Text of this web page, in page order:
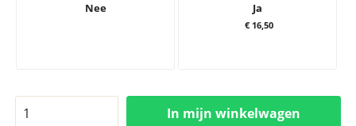
Nee Ja
€ 16,50
In mijn winkelwagen